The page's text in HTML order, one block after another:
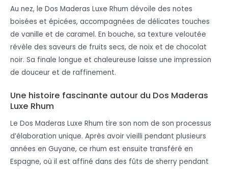
Au nez, le Dos Maderas Luxe Rhum dévoile des notes
boisées et épicées, accompagnées de délicates touches
de vanille et de caramel. En bouche, sa texture veloutée
révèle des saveurs de fruits secs, de noix et de chocolat
noir. Sa finale longue et chaleureuse laisse une impression
de douceur et de raffinement.
Une histoire fascinante autour du Dos Maderas
Luxe Rhum
Le Dos Maderas Luxe Rhum tire son nom de son processus
d’élaboration unique. Après avoir vieilli pendant plusieurs
années en Guyane, ce rhum est ensuite transféré en
Espagne, où il est affiné dans des fûts de sherry pendant